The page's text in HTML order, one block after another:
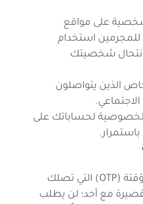
على مواقع
للمجرمين استخدام
شخصيتك
الذين يتواصلون
لحساباتك على
لا تشارك كلمة المرور المؤقتة (OTP) التي تصلك
مع أحد؛ لن يطلب